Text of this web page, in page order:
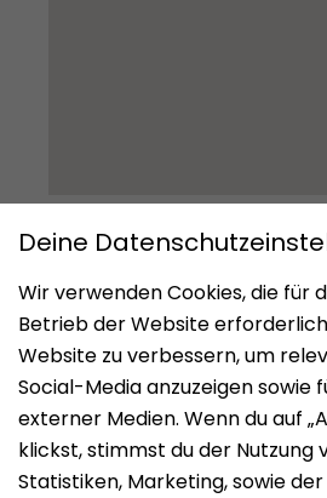
Impressum